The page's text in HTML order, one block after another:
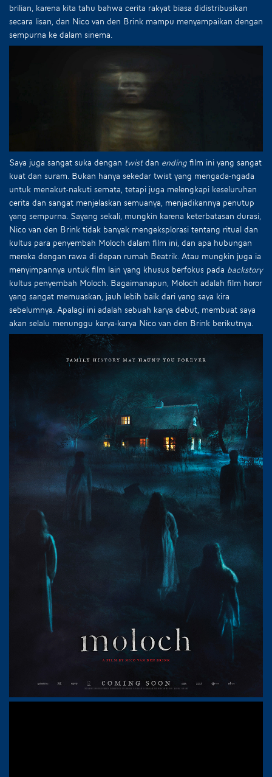
brilian, karena kita tahu bahwa cerita rakyat biasa didistribusikan
secara lisan, dan Nico van den Brink mampu menyampaikan dengan
sempurna ke dalam sinema.
Saya juga sangat suka dengan twistdan ending film ini yang sangat
kuat dan suram. Bukan hanya sekedar twist yang mengada-ngada
untuk menakut-nakuti semata, tetapi juga melengkapi keseluruhan
cerita dan sangat menjelaskan semuanya, menjadikannya penutup
yang sempurna. Sayang sekali, mungkin karena keterbatasan durasi,
Nico van den Brink tidak banyak mengeksplorasi tentang ritual dan
kultus para penyembah Moloch dalam film ini, dan apa hubungan
mereka dengan rawa di depan rumah Beatrik. Atau mungkin juga ia
menyimpannya untuk film lain yang khusus berfokus pada backstory
kultus penyembah Moloch. Bagaimanapun, Moloch adalah film horor
yang sangat memuaskan, jauh lebih baik dari yang saya kira
sebelumnya. Apalagi ini adalah sebuah karya debut, membuat saya
akan selalu menunggu karya-karya Nico van den Brink berikutnya.